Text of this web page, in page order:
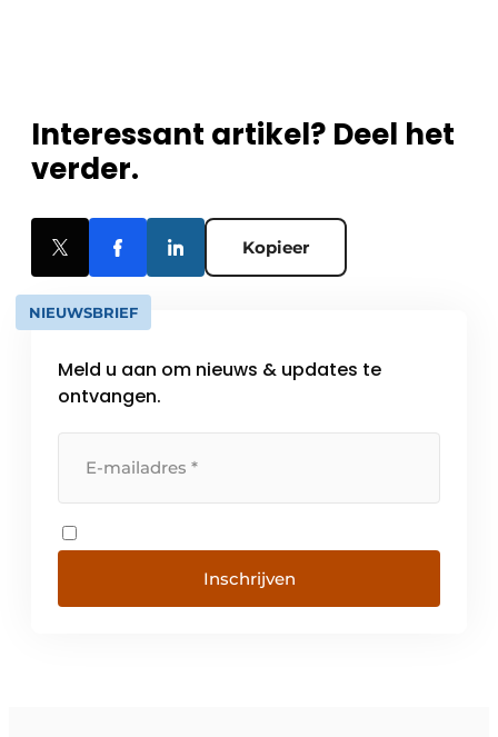
Interessant artikel? Deel het
verder.
Kopieer
NIEUWSBRIEF
Meld u aan om nieuws & updates te
ontvangen.
Inschrijven